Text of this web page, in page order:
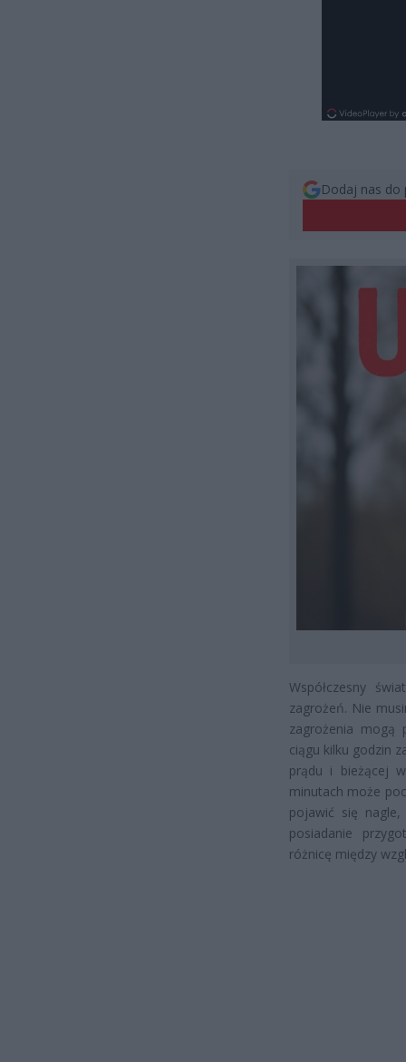
Dodaj nas do
Współczesny
zagrożeń. Nie
zagrożenia mogą
ciągu kilku godzin
prądu i bieżącej
minutach może
pojawić się
posiadanie
różnicę między